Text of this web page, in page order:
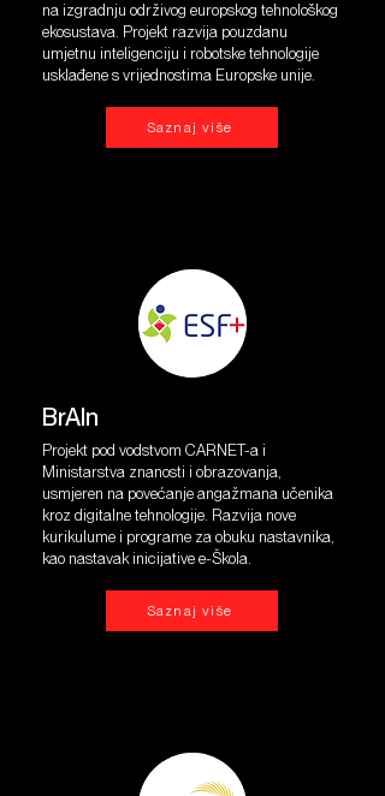
na izgradnju održivog europskog tehnološkog
ekosustava. Projekt razvija pouzdanu
umjetnu inteligenciju i robotske tehnologije
usklađene s vrijednostima Europske unije.
Saznaj više
BrAIn
Projekt pod vodstvom CARNET-a i
Ministarstva znanosti i obrazovanja,
usmjeren na povećanje angažmana učenika
kroz digitalne tehnologije. Razvija nove
kurikulume i programe za obuku nastavnika,
kao nastavak inicijative e-Škola.
Saznaj više